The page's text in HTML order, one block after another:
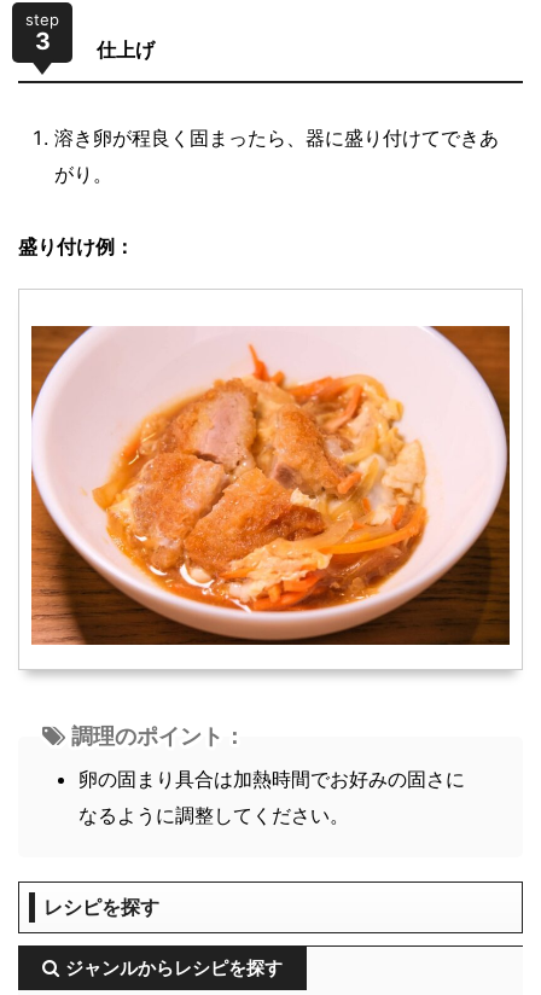
step
3 仕上げ
溶き卵が程良く固まったら、器に盛り付けてできあ
がり。
盛り付け例：
調理のポイント：
卵の固まり具合は加熱時間でお好みの固さに
なるように調整してください。
レシピを探す
ジャンルからレシピを探す